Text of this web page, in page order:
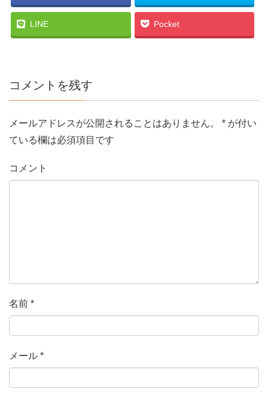
LINE Pocket
コメントを残す
メールアドレスが公開されることはありません。 * が付い
ている欄は必須項目です
コメント
名前 *
メール *